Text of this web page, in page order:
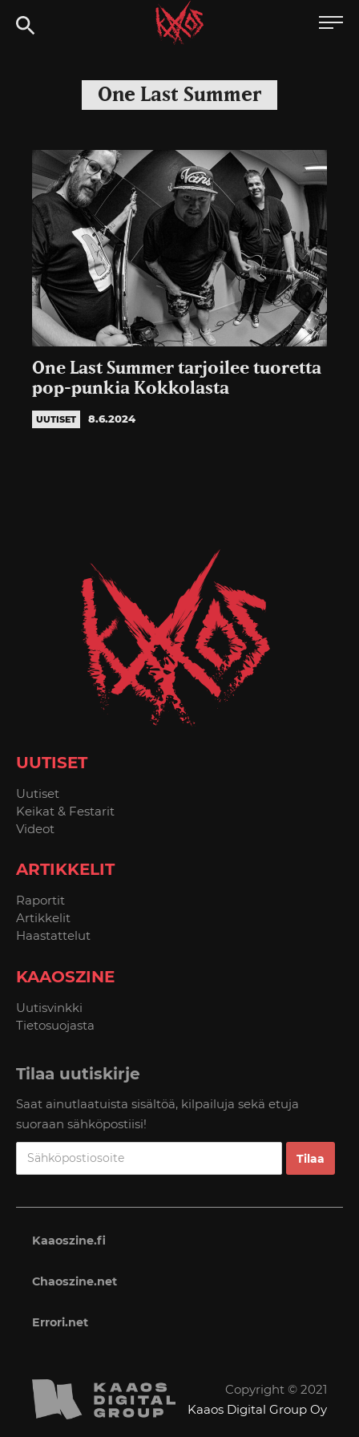
Siirry
suoraan
Kaaoszine
One Last Summer
One Last Summer tarjoilee tuoretta
pop-punkia Kokkolasta
UUTISET 8.6.2024
UUTISET
Uutiset
Keikat & Festarit
Videot
ARTIKKELIT
Raportit
Artikkelit
Haastattelut
KAAOSZINE
Uutisvinkki
Tietosuojasta
Tilaa uutiskirje
Saat ainutlaatuista sisältöä, kilpailuja sekä etuja
suoraan sähköpostiisi!
Kaaoszine.fi
Chaoszine.net
Errori.net
Copyright © 2021
Kaaos Digital Group Oy